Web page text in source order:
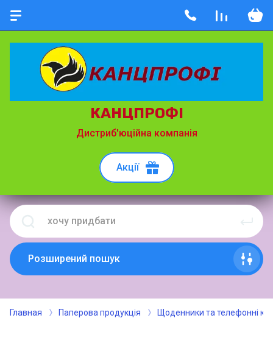
КАНЦПРОФІ
Дистриб'юційна компанія
Акції
Розширений пошук
Главная Паперова продукція Щоденники та телефонні